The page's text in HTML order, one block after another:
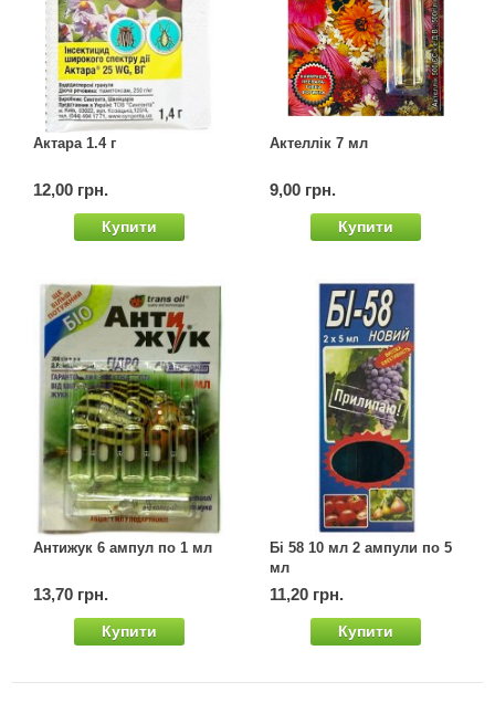
Актара 1.4 г
12,00 грн.
Купити
Актеллік 7 мл
9,00 грн.
Купити
Антижук 6 ампул по 1 мл
13,70 грн.
Купити
Бі 58 10 мл 2 ампули по 5
мл
11,20 грн.
Купити